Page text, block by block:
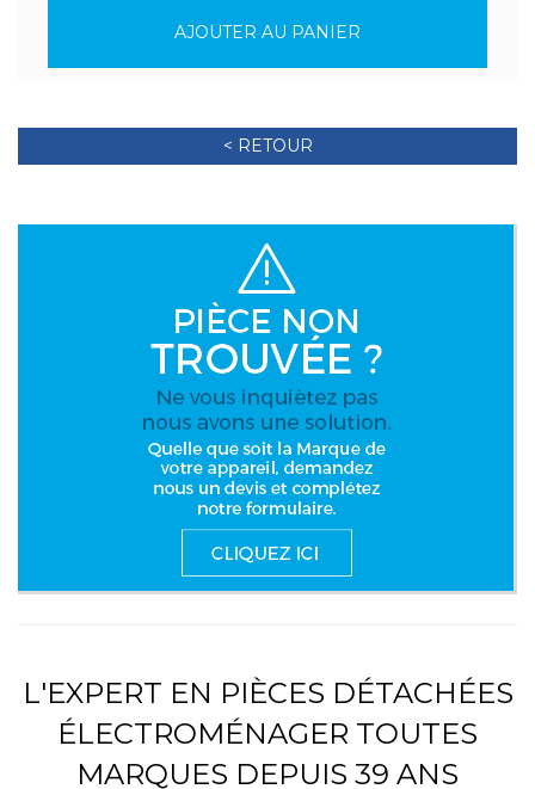
AJOUTER AU PANIER
< RETOUR
L'EXPERT EN PIÈCES DÉTACHÉES
ÉLECTROMÉNAGER TOUTES
MARQUES DEPUIS 39 ANS